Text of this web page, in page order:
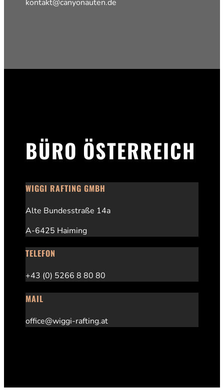
kontakt@canyonauten.de
BÜRO ÖSTERREICH
WIGGI RAFTING GMBH
Alte Bundesstraße 14a
A-6425 Haiming
TELEFON
+43 (0) 5266 8 80 80
MAIL
office@wiggi-rafting.at